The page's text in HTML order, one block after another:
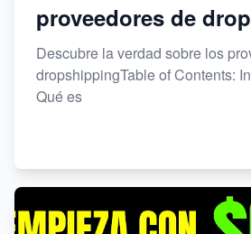
proveedores de
Descubre la verdad sobre los
dropshippingTable of Contents:
Qué es